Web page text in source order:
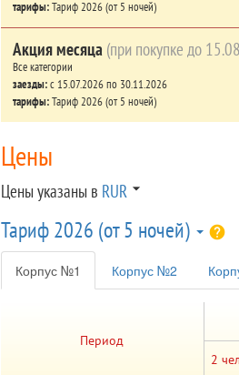
тарифы:Тариф 2026 (от 5 ночей)
Акция месяца(при покупке до
Все категории
заезды:c 15.07.2026 по 30.11.2026
тарифы:Тариф 2026 (от 5 ночей)
Цены
Цены указаны в RUR arrow_drop_down
Тариф 2026 (от 5 ночей)
Корпус №1 Корпус №2
Период
2